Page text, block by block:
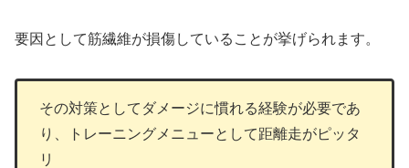
要因として筋繊維が損傷していることが挙げられます。
その対策としてダメージに慣れる経験が必要であ
り、トレーニングメニューとして距離走がピッタ
リ